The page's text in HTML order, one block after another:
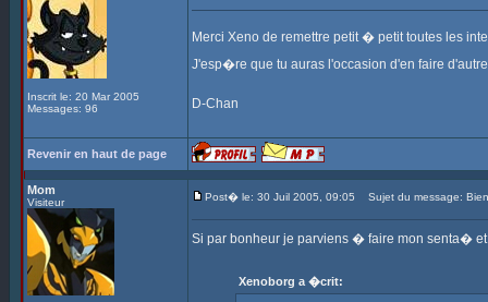
Inscrit le: 20 Mar 2005
Messages: 96
Merci Xeno de remettre petit � petit toutes les
J'esp�re que tu auras l'occasion d'en faire
D-Chan
Revenir en haut de page
Mom
Visiteur Post� le: 30 Juil 2005, 09:05 Sujet du message:
Si par bonheur je parviens � faire mon senta�
Xenoborg a �crit: